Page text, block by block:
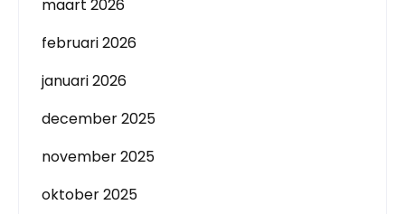
maart 2026
februari 2026
januari 2026
december 2025
november 2025
oktober 2025